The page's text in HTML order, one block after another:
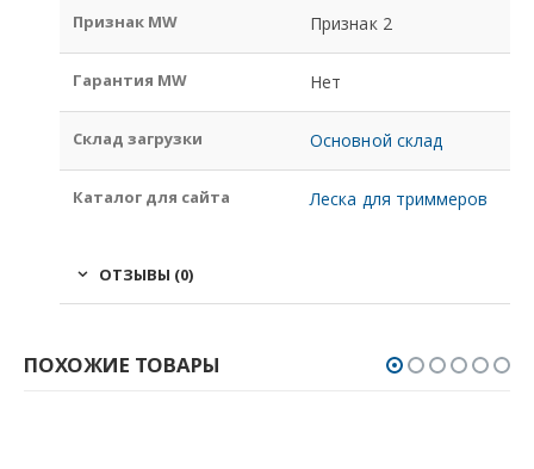
Признак MW Признак 2
Гарантия MW Нет
Склад загрузки Основной склад
Каталог для сайта Леска для триммеров
ОТЗЫВЫ (0)
ПОХОЖИЕ ТОВАРЫ